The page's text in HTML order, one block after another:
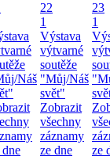
Náš
dne
22
1
Výstava
výtvarné
soutěže
"Můj/Náš
svět"
Zobrazit
všechny
záznamy
ze dne
23
1
ze